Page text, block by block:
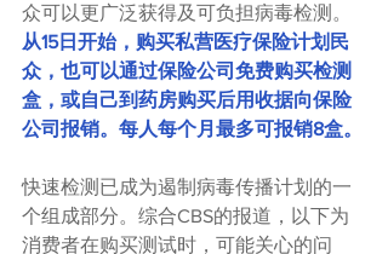
众可以更广泛获得及可负担病毒检测。
从15日开始，购买私营医疗保险计划民
众，也可以通过保险公司免费购买检测
盒，或自己到药房购买后用收据向保险
公司报销。每人每个月最多可报销8盒。
快速检测已成为遏制病毒传播计划的一
个组成部分。综合CBS的报道，以下为
消费者在购买测试时，可能关心的问